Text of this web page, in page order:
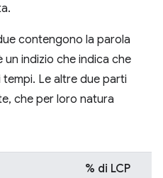
contengono la parola
indizio che indica che
Le altre due parti
che per loro natura
% di LCP